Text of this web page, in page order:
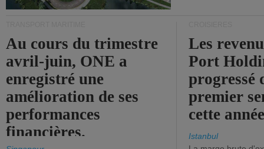
Au cours du trimestre
avril-juin, ONE a
enregistré une
amélioration de ses
performances
financières.
Les
Port
progressé
premier
cette
Istanbul